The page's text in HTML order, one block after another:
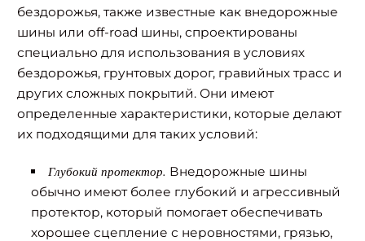
бездорожья, также известные как внедорожные
шины или off-road шины, спроектированы
специально для использования в условиях
бездорожья, грунтовых дорог, гравийных трасс и
других сложных покрытий. Они имеют
определенные характеристики, которые делают
их подходящими для таких условий:
Глубокий протектор. Внедорожные шины
обычно имеют более глубокий и агрессивный
протектор, который помогает обеспечивать
хорошее сцепление с неровностями, грязью,